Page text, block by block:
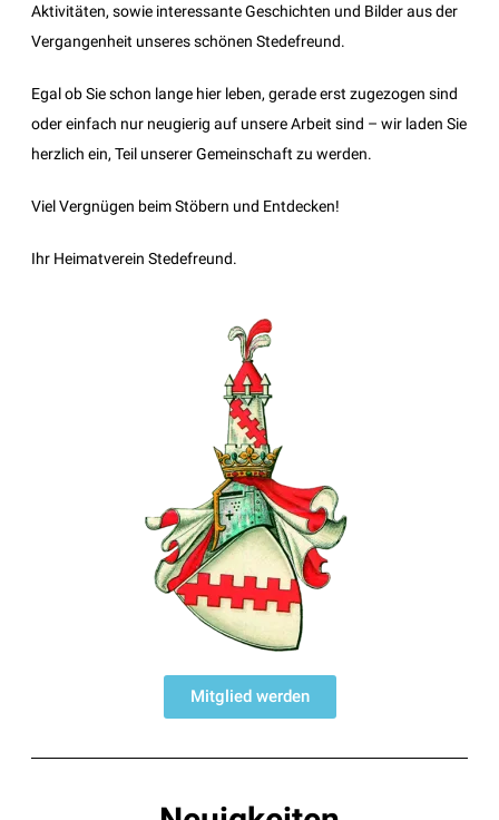
Aktivitäten, sowie interessante Geschichten und Bilder aus der
Vergangenheit unseres schönen Stedefreund.
Egal ob Sie schon lange hier leben, gerade erst zugezogen sind
oder einfach nur neugierig auf unsere Arbeit sind – wir laden Sie
herzlich ein, Teil unserer Gemeinschaft zu werden.
Viel Vergnügen beim Stöbern und Entdecken!
Ihr Heimatverein Stedefreund.
Mitglied werden